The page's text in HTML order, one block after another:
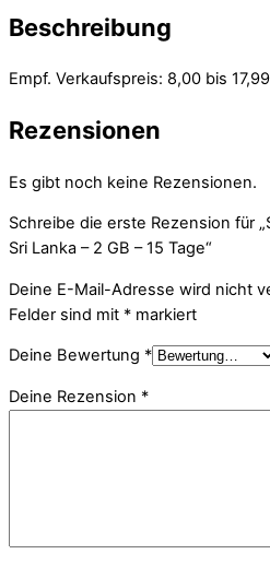
Beschreibung
Empf. Verkaufspreis: 8,00 bis 17,99
Rezensionen
Es gibt noch keine Rezensionen.
Schreibe die erste Rezension für
Sri Lanka – 2 GB – 15 Tage“
Deine E-Mail-Adresse wird nicht
Felder sind mit * markiert
Deine Bewertung *
Deine Rezension *